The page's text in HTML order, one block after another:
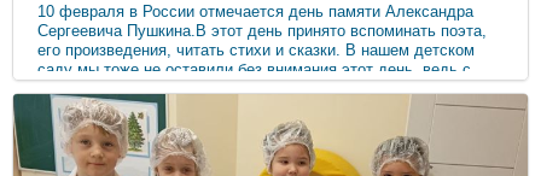
10 февраля в России отмечается день памяти Александра
Сергеевича Пушкина.В этот день принято вспоминать поэта,
его произведения, читать стихи и сказки. В нашем детском
саду мы тоже не оставили без внимания этот день, ведь с
сада. Воспитатели прочитали детям стихи, любимые сказки,
рассказали о жизни великого русского поэта. Свои
впечатления о сказках ребята отразили в своих рисунках и
поделках. ***